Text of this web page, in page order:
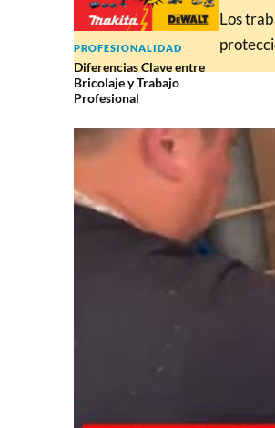
PROFESIONALIDAD
Diferencias Clave entre
Bricolaje y Trabajo
Profesional
Los